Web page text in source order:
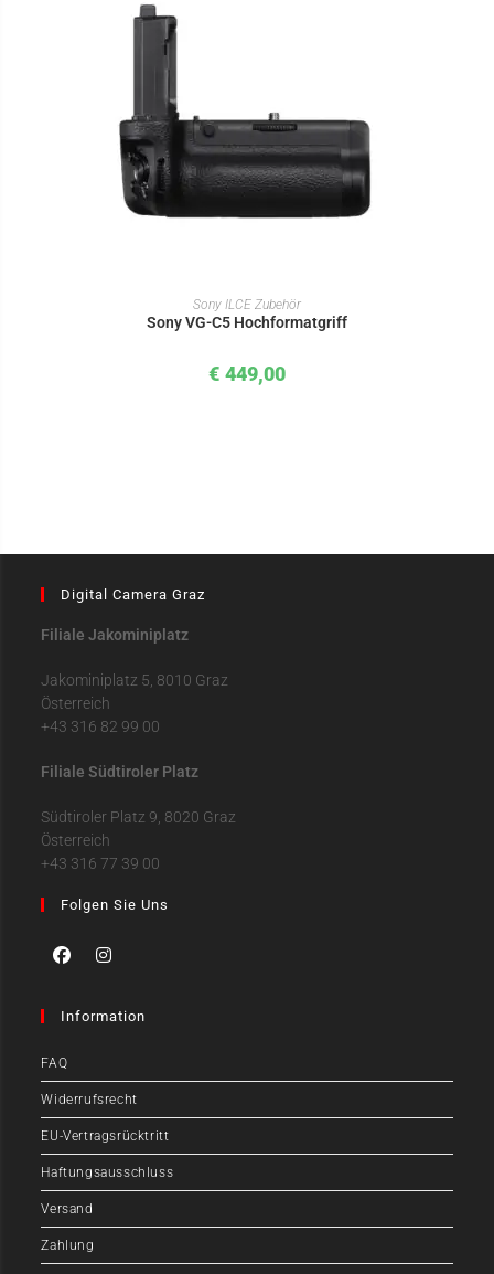
IN DEN WARENKORB
Sony ILCE Zubehör
Sony VG-C5 Hochformatgriff
€ 449,00
Digital Camera Graz
Filiale Jakominiplatz
Jakominiplatz 5, 8010 Graz
Österreich
+43 316 82 99 00
Filiale Südtiroler Platz
Südtiroler Platz 9, 8020 Graz
Österreich
+43 316 77 39 00
Folgen Sie Uns
Information
FAQ
Widerrufsrecht
EU-Vertragsrücktritt
Haftungsausschluss
Versand
Zahlung